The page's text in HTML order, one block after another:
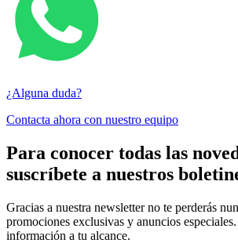
¿Alguna duda?
Contacta ahora con nuestro equipo
Para conocer todas las
suscríbete a nuestros
Gracias a nuestra newsletter no te perderás
promociones exclusivas y anuncios
información a tu alcance.